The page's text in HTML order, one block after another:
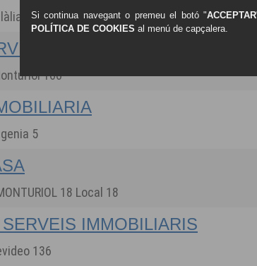
136 local 2
IMMOBILIARIS
160
5
18 Local 18
IMMOBILIARIS
136
Si continua navegant o premeu el botó "ACCEPTAR
POLÍTICA DE COOKIES al menú de capçalera.